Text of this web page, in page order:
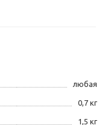
любая
0,7 кг
1,5 кг